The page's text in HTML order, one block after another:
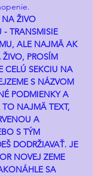
NA ŽIVO
- TRANSMISIE
ALE NAJMÄ AK
PROSÍM
CELÚ SEKCIU NA
S NÁZVOM
PODMIENKY A
TO NAJMÄ TEXT,
A
S TÝM
DODRŽIAVAŤ. JE
NOVEJ ZEME
SA